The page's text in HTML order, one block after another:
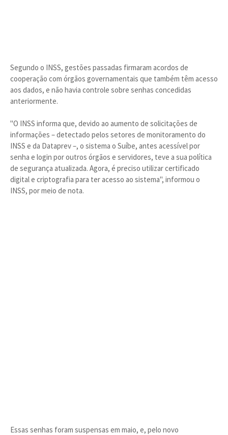
Segundo o INSS, gestões passadas firmaram acordos de
cooperação com órgãos governamentais que também têm acesso
aos dados, e não havia controle sobre senhas concedidas
anteriormente.
"O INSS informa que, devido ao aumento de solicitações de
informações – detectado pelos setores de monitoramento do
INSS e da Dataprev –, o sistema o Suíbe, antes acessível por
senha e login por outros órgãos e servidores, teve a sua política
de segurança atualizada. Agora, é preciso utilizar certificado
digital e criptografia para ter acesso ao sistema", informou o
INSS, por meio de nota.
Essas senhas foram suspensas em maio, e, pelo novo